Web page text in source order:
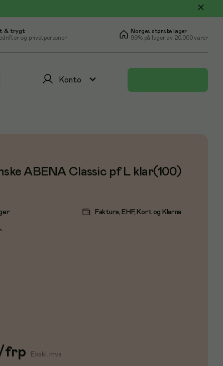
& trygt
og privatpersoner
Norges største lager
99% på lager av 20.000 varer
Konto
ABENA Classic pf L klar(100)
Faktura, EHF, Kort og Klarna
frp Ekskl. mva